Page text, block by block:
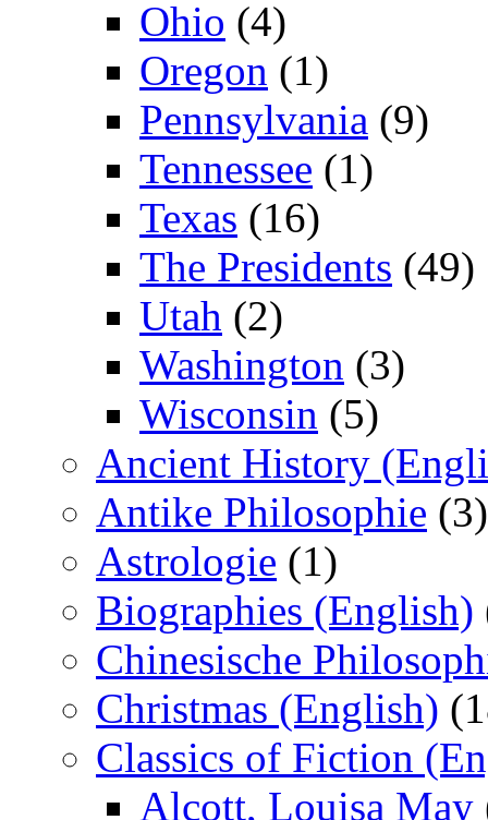
Ohio (4)
Oregon (1)
Pennsylvania (9)
Tennessee (1)
Texas (16)
The Presidents (49)
Utah (2)
Washington (3)
Wisconsin (5)
Ancient History
Antike Philosophie (3)
Astrologie (1)
Biographies (English)
Chinesische
Christmas (English)
Classics of Fiction
Alcott, Louisa May